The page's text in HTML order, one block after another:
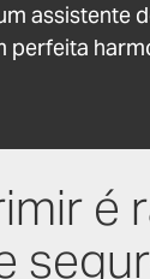
assistente
perfeita
é